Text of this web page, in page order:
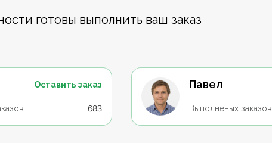
готовы выполнить ваш заказ
Оставить заказ
683
Павел
Выполненых заказов